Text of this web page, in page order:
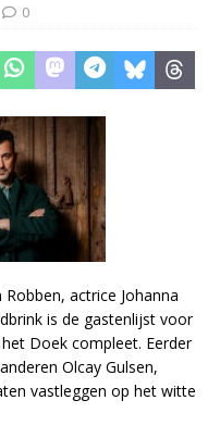
0
actrice Johanna
is de gastenlijst voor
Doek compleet. Eerder
Olcay Gulsen,
vastleggen op het witte